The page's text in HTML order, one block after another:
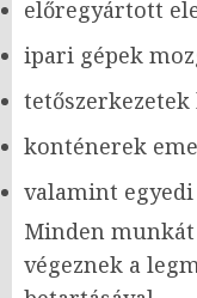
előregyártott
ipari gépek
tetőszerkezetek
konténerek
valamint
Minden
végeznek a